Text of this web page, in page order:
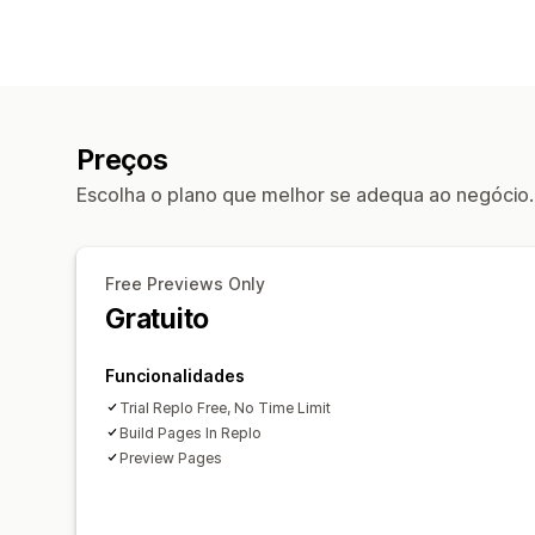
Preços
Escolha o plano que melhor se adequa ao negócio.
Free Previews Only
Gratuito
Funcionalidades
Trial Replo Free, No Time Limit
Build Pages In Replo
Preview Pages